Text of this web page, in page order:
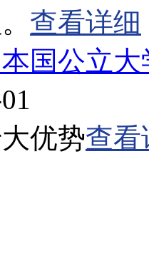
查看详细
国公立
优势查看